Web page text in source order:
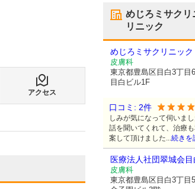
アクセス
めじろミサクリ
リニック
めじろミサクリニック
皮膚科
東京都豊島区目白3丁目
目白ビル1F
口コミ: 2件
しみが気になって伺いま
話を聞いてくれて、治療
案して頂けました...続きを
医療法人社団翠城会
皮膚科
東京都豊島区目白3丁目